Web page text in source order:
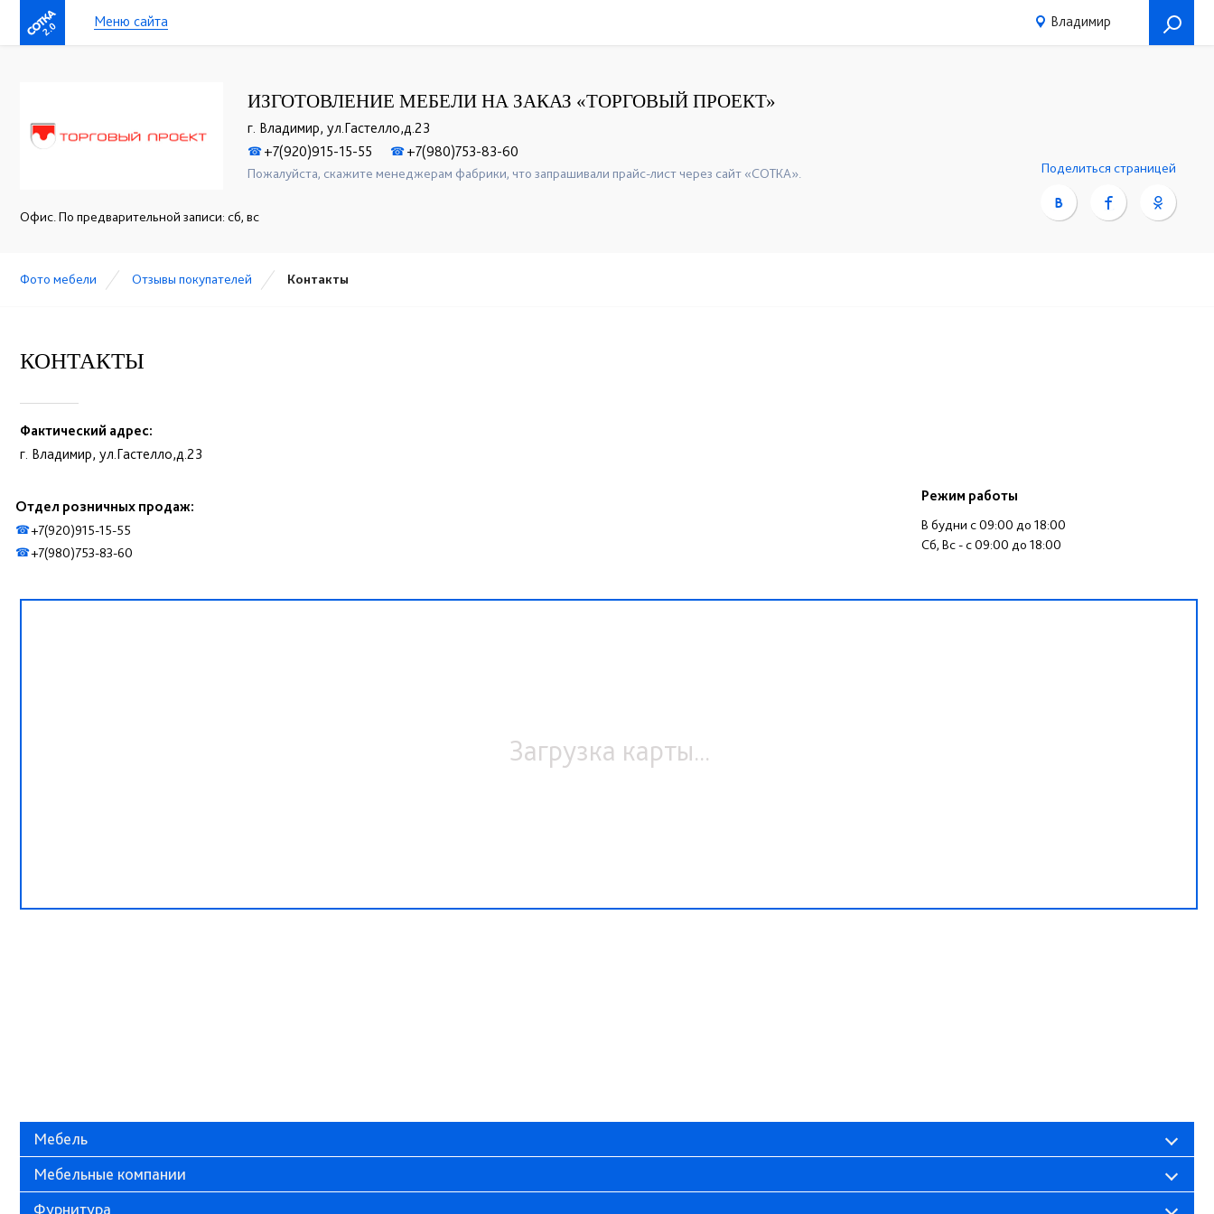
2.0 Меню сайта Владимир
ИЗГОТОВЛЕНИЕ МЕБЕЛИ НА ЗАКАЗ «ТОРГОВЫЙ ПРОЕКТ»
г. Владимир, ул.Гастелло,д.23
☎+7(920)915-15-55 ☎+7(980)753-83-60
Пожалуйста, скажите менеджерам фабрики, что запрашивали прайс-лист через сайт «СОТКА».
Офис. По предварительной записи: сб, вс
Поделиться страницей
Фото мебели Отзывы покупателей Контакты
КОНТАКТЫ
Фактический адрес:
г. Владимир, ул.Гастелло,д.23
Отдел розничных продаж:
☎+7(920)915-15-55
☎+7(980)753-83-60
Режим работы
В будни c 09:00 до 18:00
Cб, Вс - c 09:00 до 18:00
Загрузка карты...
Мебель
Мебельные компании
Фурнитура